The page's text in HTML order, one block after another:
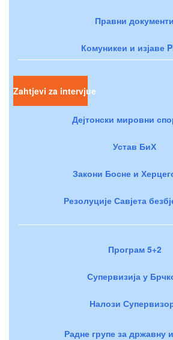
Правни документи
Комуникеи и изјаве
Zahtjevi za intervjue
Дејтонски мировни
Устав БиХ
Закони Босне и
Резолуције Савјета
Програм 5+2
Супервизија у
Налози
Радне групе за државну